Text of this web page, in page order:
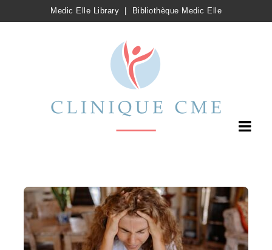
Medic Elle Library Bibliothèque Medic Elle